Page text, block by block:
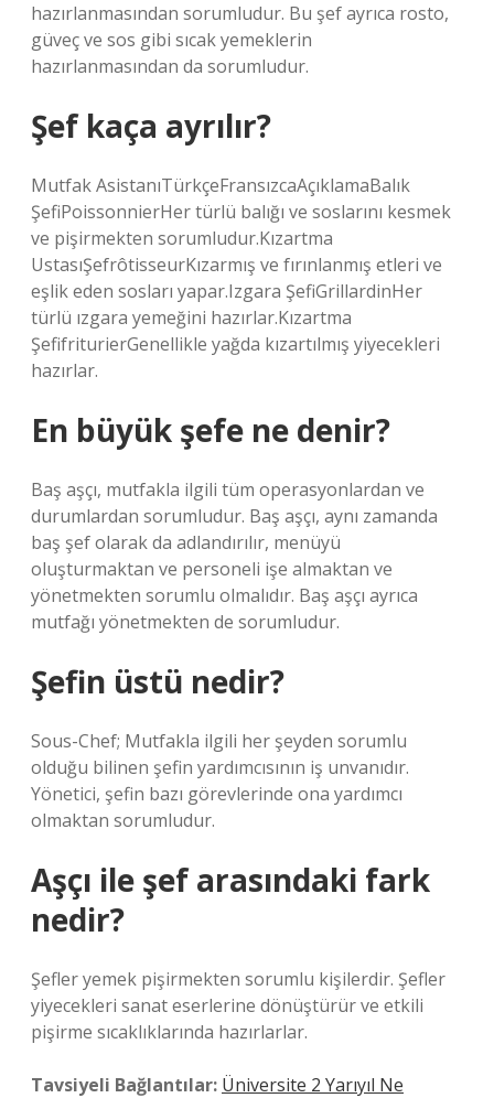
hazırlanmasından sorumludur. Bu şef ayrıca rosto,
güveç ve sos gibi sıcak yemeklerin
hazırlanmasından da sorumludur.
Şef kaça ayrılır?
Mutfak AsistanıTürkçeFransızcaAçıklamaBalık
ŞefiPoissonnierHer türlü balığı ve soslarını kesmek
ve pişirmekten sorumludur.Kızartma
UstasıŞefrôtisseurKızarmış ve fırınlanmış etleri ve
eşlik eden sosları yapar.Izgara ŞefiGrillardinHer
türlü ızgara yemeğini hazırlar.Kızartma
ŞefifriturierGenellikle yağda kızartılmış yiyecekleri
hazırlar.
En büyük şefe ne denir?
Baş aşçı, mutfakla ilgili tüm operasyonlardan ve
durumlardan sorumludur. Baş aşçı, aynı zamanda
baş şef olarak da adlandırılır, menüyü
oluşturmaktan ve personeli işe almaktan ve
yönetmekten sorumlu olmalıdır. Baş aşçı ayrıca
mutfağı yönetmekten de sorumludur.
Şefin üstü nedir?
Sous-Chef; Mutfakla ilgili her şeyden sorumlu
olduğu bilinen şefin yardımcısının iş unvanıdır.
Yönetici, şefin bazı görevlerinde ona yardımcı
olmaktan sorumludur.
Aşçı ile şef arasındaki fark
nedir?
Şefler yemek pişirmekten sorumlu kişilerdir. Şefler
yiyecekleri sanat eserlerine dönüştürür ve etkili
pişirme sıcaklıklarında hazırlarlar.
Tavsiyeli Bağlantılar: Üniversite 2 Yarıyıl Ne